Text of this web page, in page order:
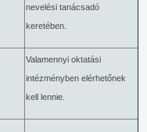
nevelési tanácsadó
keretében.
Valamennyi oktatási
intézményben elérhetőnek
kell lennie.